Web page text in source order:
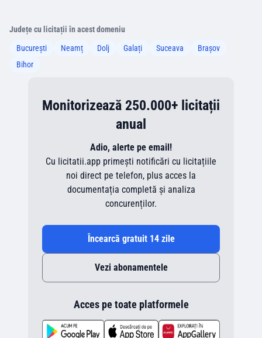
Județe cu licitații în acest domeniu
București
Neamț Dolj Galați Suceava
Brașov
Bihor
Monitorizează 250.000+ licitații
anual
Adio, alerte pe email!
Cu licitatii.app primești notificări cu licitațiile
noi direct pe telefon, plus acces la
documentația completă și analiza
concurenților.
Încearcă gratuit 14 zile
Vezi abonamentele
Acces pe toate platformele